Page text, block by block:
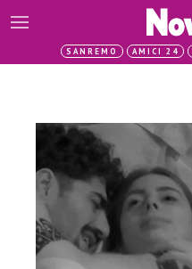
SANREMO AMICI 24